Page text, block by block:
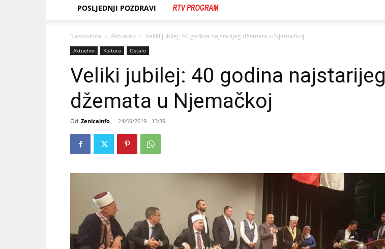
POSLJEDNJI POZDRAVI
Naslovnica Aktuelno Veliki jubilej: 40 godina najstarijeg džemata u Njemačkoj
Aktuelno Kultura Ostalo
Veliki jubilej: 40 godina najstarijeg
džemata u Njemačkoj
Od Zenicainfo - 24/09/2019 - 13:39